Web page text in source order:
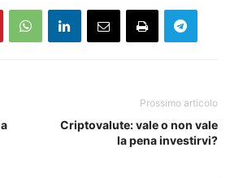
Prossimo articolo
Criptovalute: vale o non vale
la pena investirvi?